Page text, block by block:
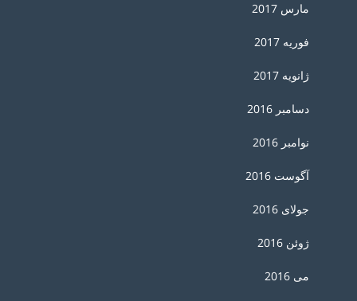
مارس 2017
فوریه 2017
ژانویه 2017
دسامبر 2016
نوامبر 2016
آگوست 2016
جولای 2016
ژوئن 2016
می 2016